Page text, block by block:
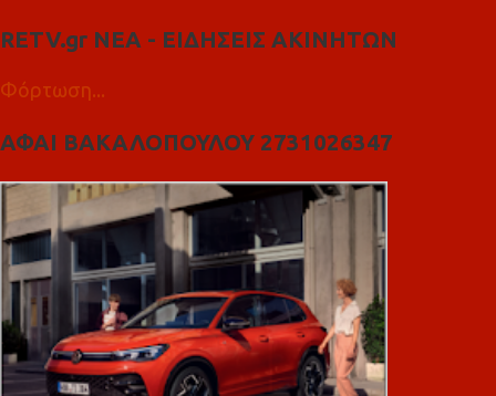
RETV.gr ΝΕΑ - ΕΙΔΗΣΕΙΣ ΑΚΙΝΗΤΩΝ
Φόρτωση...
ΑΦΑΙ ΒΑΚΑΛΟΠΟΥΛΟΥ 2731026347